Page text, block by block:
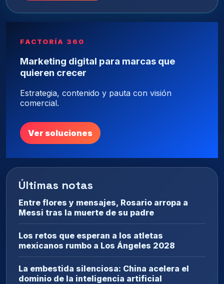
FACTORÍA 360
Marketing digital para marcas que
quieren crecer
Estrategia, contenido y pauta con visión
comercial.
Ver soluciones
Últimas notas
Entre flores y mensajes, Rosario arropa a
Messi tras la muerte de su padre
Los retos que esperan a los atletas
mexicanos rumbo a Los Ángeles 2028
La embestida silenciosa: China acelera el
dominio de la inteligencia artificial